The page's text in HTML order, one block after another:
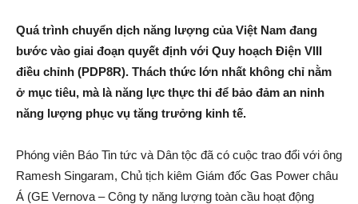
Quá trình chuyển dịch năng lượng của Việt Nam đang
bước vào giai đoạn quyết định với Quy hoạch Điện VIII
điều chỉnh (PDP8R). Thách thức lớn nhất không chỉ nằm
ở mục tiêu, mà là năng lực thực thi để bảo đảm an ninh
năng lượng phục vụ tăng trưởng kinh tế.
Phóng viên Báo Tin tức và Dân tộc đã có cuộc trao đổi với ông
Ramesh Singaram, Chủ tịch kiêm Giám đốc Gas Power châu
Á (GE Vernova – Công ty năng lượng toàn cầu hoạt động